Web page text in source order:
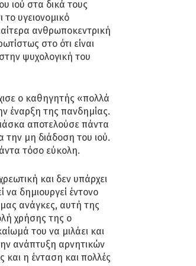
ιού στα δικά τους
το υγειονομικό
ανθρωποκεντρική
στο ότι είναι
ψυχολογική του
ο καθηγητής «πολλά
έναρξη της πανδημίας.
αποτελούσε πάντα
την μη διάδοση του ιού.
τόσο εύκολη.
και δεν υπάρχει
δημιουργεί έντονο
ανάγκες, αυτή της
χρήσης της ο
του να μιλάει και
ανάπτυξη αρνητικών
η ένταση και πολλές